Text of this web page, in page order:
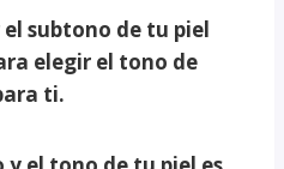
subtono de tu piel
elegir el tono de
ti.